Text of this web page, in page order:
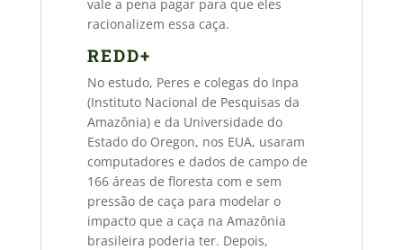
vale a pena pagar para que eles
racionalizem essa caça.
REDD+
No estudo, Peres e colegas do Inpa
(Instituto Nacional de Pesquisas da
Amazônia) e da Universidade do
Estado do Oregon, nos EUA, usaram
computadores e dados de campo de
166 áreas de floresta com e sem
pressão de caça para modelar o
impacto que a caça na Amazônia
brasileira poderia ter. Depois,